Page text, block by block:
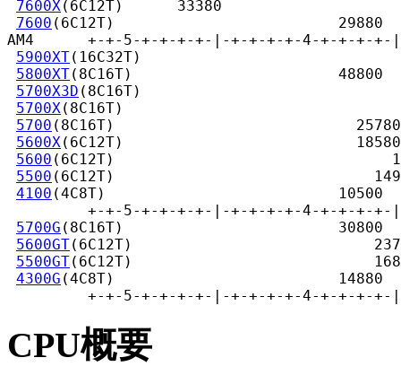
7600X (6C12T)      33380
7600 (6C12T)                         29880
AM4      +-+-5-+-+-+-+-|-+-+-+-+-4-+-+-+-+-|-
5900XT(16C32T)
5800XT(8C16T)                       48800
5700X3D (8C16T)
5700X (8C16T)
5700 (8C16T)                           25780
5600X (6C12T)                          18580
5600 (6C12T)
5500 (6C12T)
4100 (4C8T)                          10500
+-+-5-+-+-+-+-|-+-+-+-+-4-+-+-+-
5700G (8C16T)                        30800
5600GT(6C12T)
5500GT(6C12T)
4300G (4C8T)                         14880
+-+-5-+-+-+-+-|-+-+-+-+-4-+-+-+-
CPU概要